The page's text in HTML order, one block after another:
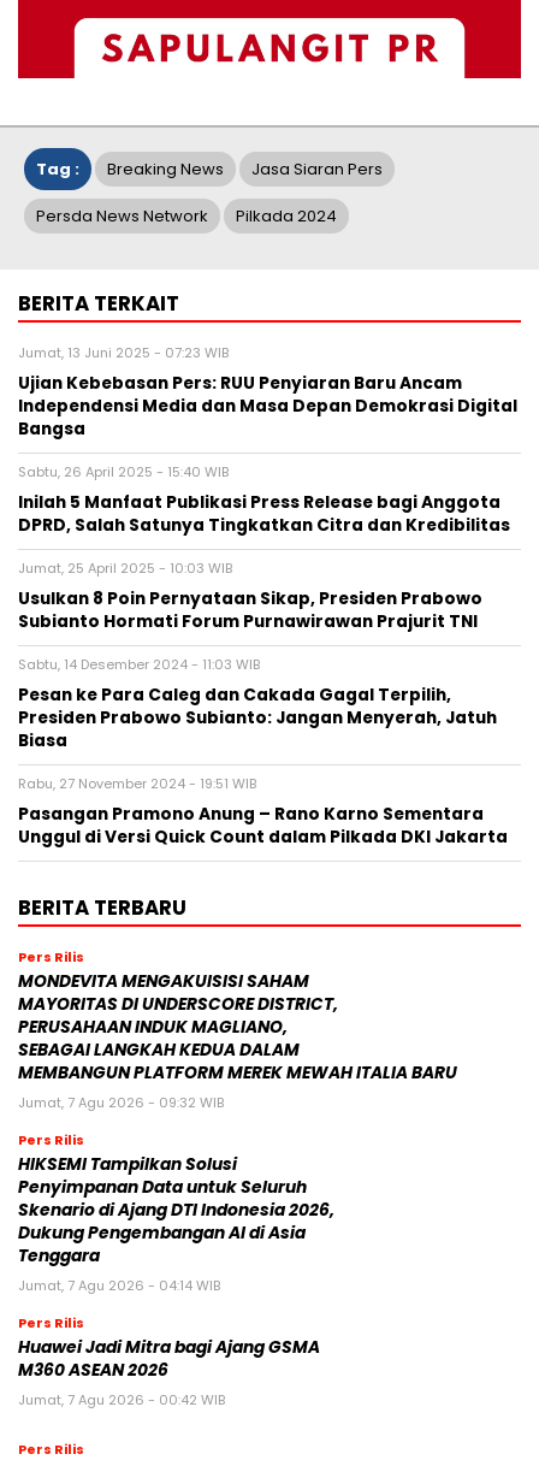
Tag : Breaking News Jasa Siaran Pers
Persda News Network Pilkada 2024
BERITA TERKAIT
Jumat, 13 Juni 2025 - 07:23 WIB
Ujian Kebebasan Pers: RUU Penyiaran Baru Ancam
Independensi Media dan Masa Depan Demokrasi Digital
Bangsa
Sabtu, 26 April 2025 - 15:40 WIB
Inilah 5 Manfaat Publikasi Press Release bagi Anggota
DPRD, Salah Satunya Tingkatkan Citra dan Kredibilitas
Jumat, 25 April 2025 - 10:03 WIB
Usulkan 8 Poin Pernyataan Sikap, Presiden Prabowo
Subianto Hormati Forum Purnawirawan Prajurit TNI
Sabtu, 14 Desember 2024 - 11:03 WIB
Pesan ke Para Caleg dan Cakada Gagal Terpilih,
Presiden Prabowo Subianto: Jangan Menyerah, Jatuh
Biasa
Rabu, 27 November 2024 - 19:51 WIB
Pasangan Pramono Anung – Rano Karno Sementara
Unggul di Versi Quick Count dalam Pilkada DKI Jakarta
BERITA TERBARU
Pers Rilis
MONDEVITA MENGAKUISISI SAHAM
MAYORITAS DI UNDERSCORE DISTRICT,
PERUSAHAAN INDUK MAGLIANO,
SEBAGAI LANGKAH KEDUA DALAM
MEMBANGUN PLATFORM MEREK MEWAH ITALIA BARU
Jumat, 7 Agu 2026 - 09:32 WIB
Pers Rilis
HIKSEMI Tampilkan Solusi
Penyimpanan Data untuk Seluruh
Skenario di Ajang DTI Indonesia 2026,
Dukung Pengembangan AI di Asia
Tenggara
Jumat, 7 Agu 2026 - 04:14 WIB
Pers Rilis
Huawei Jadi Mitra bagi Ajang GSMA
M360 ASEAN 2026
Jumat, 7 Agu 2026 - 00:42 WIB
Pers Rilis